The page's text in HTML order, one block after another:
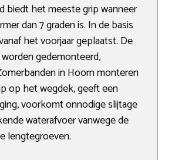
biedt het meeste grip wanneer
dan 7 graden is. In de basis
het voorjaar geplaatst. De
gedemonteerd,
in Hoorn monteren
op het wegdek, geeft een
voorkomt onnodige slijtage
waterafvoer vanwege de
lengtegroeven.